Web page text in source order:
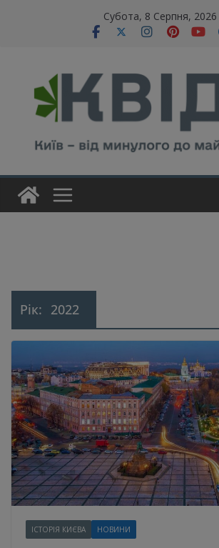
Субота, 8 Серпня, 2026
Рік: 2022
ІСТОРІЯ КИЄВА НОВИНИ
modal-check